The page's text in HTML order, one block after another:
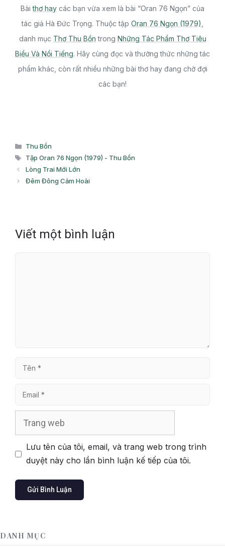
Bàithơ hay các bạn vừa xem là bài “Oran 76 Ngọn” của
tác giả Hà Đức Trọng. Thuộc tập Oran 76 Ngọn (1979)
danh mục Thơ Thu Bồn trong Những Tác Phẩm Thơ Tiêu
Biểu Và Nổi Tiếng. Hãy cùng đọc và thưởng thức những tác
phẩm khác, còn rất nhiều những bài thơ hay đang chờ đợi
các bạn!
Danh
mục
Thu Bồn
Thẻ
Tập Oran 76 Ngọn (1979) - Thu Bồn
Lòng Trai Mới Lớn
Đêm Đông Cảm Hoài
Viết một bình luận
Tên
Email
Lưu tên của tôi, email, và trang web trong trình
duyệt này cho lần bình luận kế tiếp của tôi.
DANH MỤC